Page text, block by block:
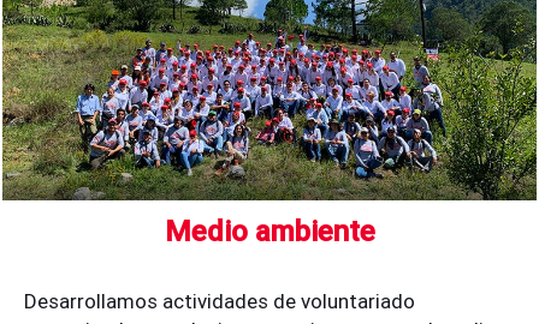
Medio ambiente
Desarrollamos actividades de voluntariado